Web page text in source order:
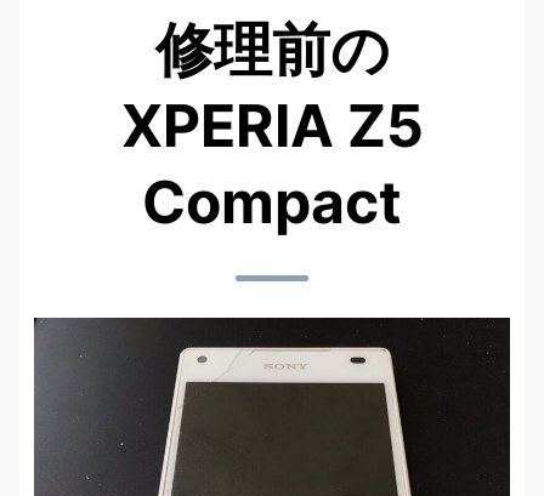
修理前の
XPERIA Z5
Compact